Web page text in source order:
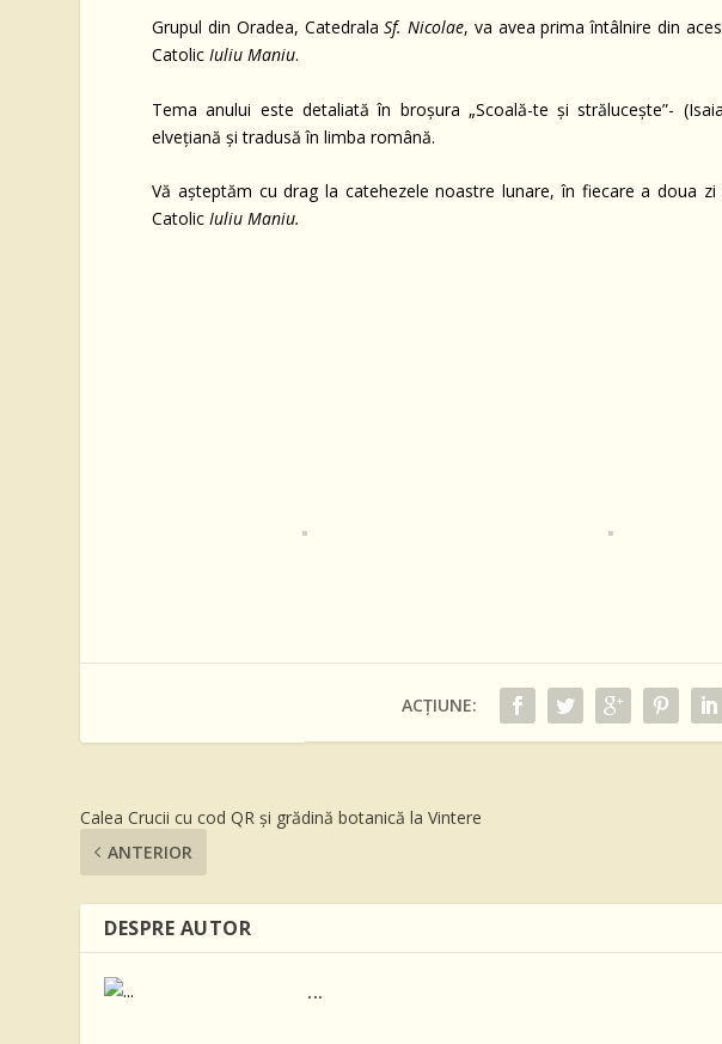
Grupul din Oradea, CatedralaSf. Nicolae, va avea prima întâlnire din
CatolicIuliu Maniu.
Tema anului este detaliată în broșura „Scoală-te și strălucește”-
elvețiană și tradusă în limba română.
Vă așteptăm cu drag la catehezele noastre lunare, în fiecare a doua
CatolicIuliu Maniu.
ACȚIUNE:
Calea Crucii cu cod QR și grădină botanică la Vintere
ANTERIOR
DESPRE AUTOR
...